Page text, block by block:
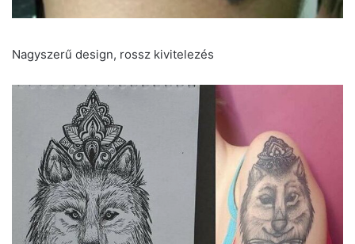
Nagyszerű design, rossz kivitelezés